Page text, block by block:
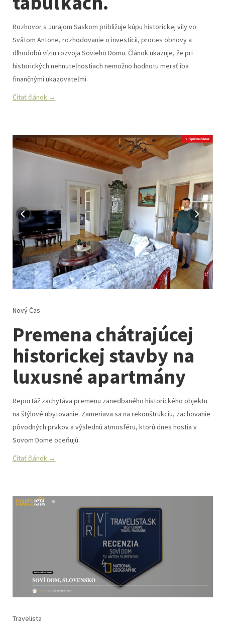
Rozhovor s Jurajom Saskom približuje kúpu historickej vily vo
Svätom Antone, rozhodovanie o investícii, proces obnovy a
dlhodobú víziu rozvoja Sovieho Domu. Článok ukazuje, že pri
historických nehnuteľnostiach nemožno hodnotu merať iba
finančnými ukazovateľmi.
Čítať článok →
Nový Čas
Premena chátrajúcej
historickej stavby na
luxusné apartmány
Reportáž zachytáva premenu zanedbaného historického objektu
na štýlové ubytovanie. Zameriava sa na rekonštrukciu, zachovanie
pôvodných prvkov a výslednú atmosféru, ktorú dnes hostia v
Sovom Dome oceňujú.
Čítať článok →
Travelista